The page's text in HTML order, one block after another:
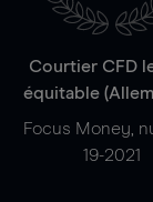
Courtier CFD
équitable
Focus Money,
19-2021